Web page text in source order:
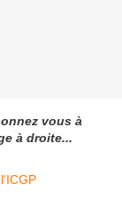
vous à
à droite...